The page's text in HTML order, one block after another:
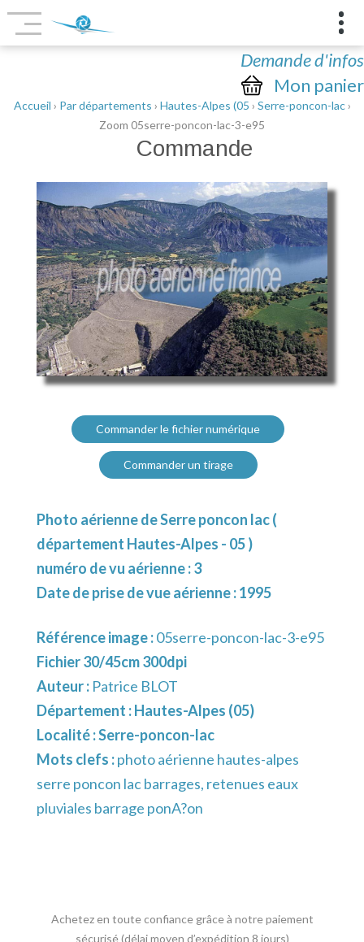
Demande d'infos
Mon panier
Accueil › Par départements › Hautes-Alpes (05 › Serre-poncon-lac›
Zoom 05serre-poncon-lac-3-e95
Commande
Commander le fichier numérique
Commander un tirage
Photo aérienne de Serre poncon lac (
département Hautes-Alpes - 05 )
numéro de vu aérienne : 3
Date de prise de vue aérienne : 1995
Référence image :05serre-poncon-lac-3-e95
Fichier 30/45cm 300dpi
Auteur : Patrice BLOT
Département :Hautes-Alpes (05)
Localité :Serre-poncon-lac
Mots clefs :photo aérienne hautes-alpes
serre poncon lac barrages, retenues eaux
pluviales barrage ponA?on
Achetez en toute confiance grâce à notre paiement
sécurisé (délai moyen d’expédition 8 jours)